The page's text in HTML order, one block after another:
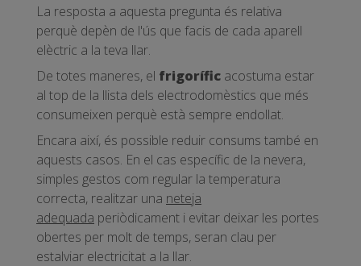
La resposta a aquesta pregunta és relativa
perquè depèn de l'ús que facis de cada aparell
elèctric a la teva llar.
De totes maneres, el frigorífic acostuma estar
al top de la llista dels electrodomèstics que més
consumeixen perquè està sempre endollat.
Encara així, és possible reduir consums també en
aquests casos. En el cas específic de la nevera,
simples gestos com regular la temperatura
correcta, realitzar una neteja
adequada periòdicament i evitar deixar les portes
obertes per molt de temps, seran clau per
estalviar electricitat a la llar.